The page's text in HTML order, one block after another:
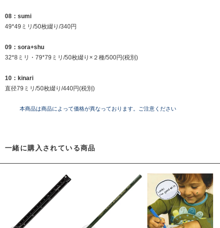
08：sumi
49*49ミリ/50枚綴り/340円
09：sora+shu
32*8ミリ・79*79ミリ/50枚綴り×２種/500円(税別)
10：kinari
直径79ミリ/50枚綴り/440円(税別)
本商品は商品によって価格が異なっております。ご注意ください
一緒に購入されている商品